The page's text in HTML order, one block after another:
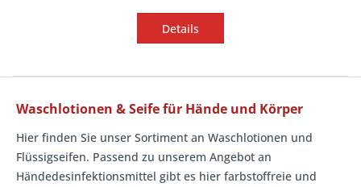
Details
Waschlotionen & Seife für Hände und Körper
Hier finden Sie unser Sortiment an Waschlotionen und
Flüssigseifen. Passend zu unserem Angebot an
Händedesinfektionsmittel gibt es hier farbstoffreie und